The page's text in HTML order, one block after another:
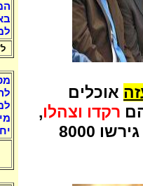
אוכלים
רקדו וצהלו,
כאשר משפחת הפשע אריאל שרון ובניו גירשו 8000